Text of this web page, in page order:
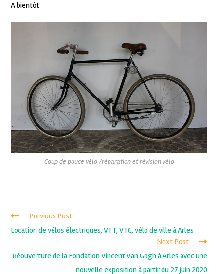
A bientôt
Coup de pouce vélo /réparation et révision vélo
Previous Post
Location de vélos électriques, VTT, VTC, vélo de ville à Arles
Next Post
Réouverture de la Fondation Vincent Van Gogh à Arles avec une
nouvelle exposition à partir du 27 juin 2020